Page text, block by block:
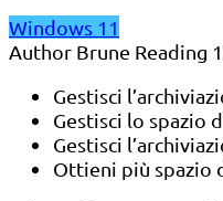
Windows 11
Author Brune Reading
Gestisci
Gestisci lo spazio
Gestisci
Ottieni più spazio